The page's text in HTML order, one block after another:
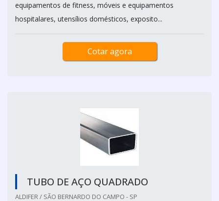
equipamentos de fitness, móveis e equipamentos
hospitalares, utensílios domésticos, exposito...
Cotar agora
TUBO DE AÇO QUADRADO
ALDIFER / SÃO BERNARDO DO CAMPO - SP